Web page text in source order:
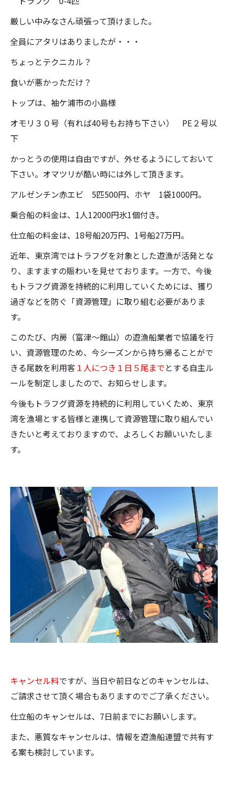
厳しい中みなさん頑張って頂けました。
全員にアタリはありましたが・・・
ちょっとテクニカル？
食いが悪かっただけ？
トップは、袖ケ浦市の小島様
オモリ３０号（有れば40号もお持ち下さい） PE２号以
下
かっとうの使用は自由ですが、外せるようにしておいて
下さい。オマツリが酷い時には外して頂きます。
アルゼンチン赤エビ 5匹500円、ホヤ 1袋1000円。
乗合船の料金は、1人12000円氷1個付き。
仕立船の料金は、18号船20万円、1号船27万円。
近年、東京湾ではトラフグを対象とした遊漁が活発とな
り、ますますの賑わいを見せております。一方で、今後
もトラフグ資源を持続的に利用していくためには、獲り
過ぎなどを防ぐ「資源管理」に取り組む必要がありま
す。
このたび、内房（富津～館山）の遊漁船業者で協議を行
い、資源管理のため、今シーズンから持ち帰ることがで
きる尾数を利用客 １人につき１日５尾までとする自主ル
ールを制定しましたので、お知らせします。
今後もトラフグ資源を持続的に利用していくため、東京
湾を漁場とする皆様と連携して資源管理に取り組んでい
きたいと考えておりますので、よろしくお願いいたしま
す。
キャンセル料ですが、当日や前日などのキャンセルは、
ご請求させて頂く場合もありますのでご了承ください。
仕立船のキャンセルは、7日前までにお願いします。
また、悪質なキャンセルは、情報を遊漁船連盟で共有す
る案も検討しています。